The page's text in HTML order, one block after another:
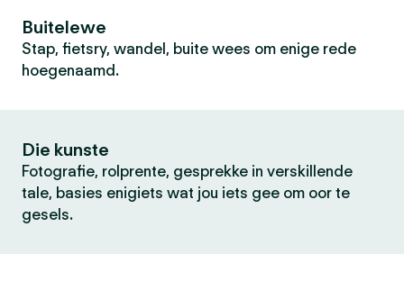
Buitelewe
Stap, fietsry, wandel, buite wees om enige rede
hoegenaamd.
Die kunste
Fotografie, rolprente, gesprekke in verskillende
tale, basies enigiets wat jou iets gee om oor te
gesels.